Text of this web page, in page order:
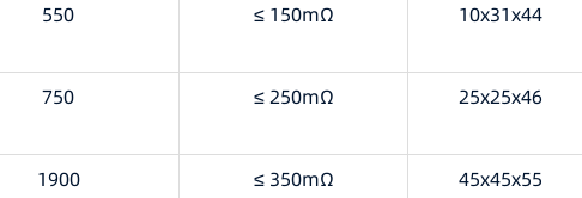
550 ≤ 150mΩ 10x31x44
750 ≤ 250mΩ 25x25x46
1900 ≤ 350mΩ 45x45x55